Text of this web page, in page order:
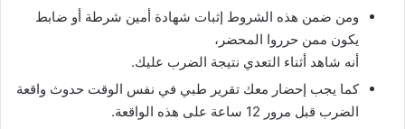
ومن ضمن هذه الشروط إثبات شهادة أمين شرطة أو ضابط
يكون ممن حرروا المحضر،
أنه شاهد أثناء التعدي نتيجة الضرب عليك.
كما يجب إحضار معك تقرير طبي في نفس الوقت حدوث واقعة
الضرب قبل مرور 12 ساعة على هذه الواقعة.